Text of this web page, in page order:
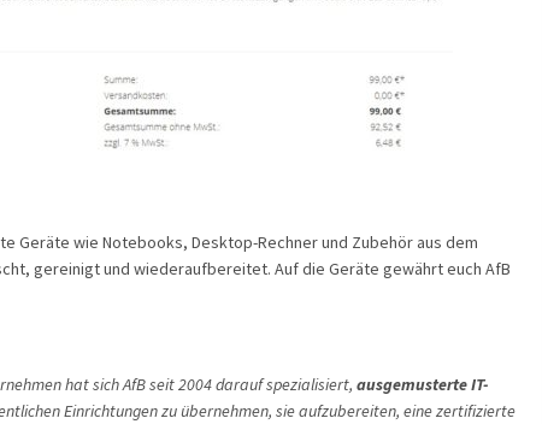
Geräte wie Notebooks, Desktop-Rechner und Zubehör aus dem
gereinigt und wiederaufbereitet. Auf die Geräte gewährt euch AfB
hat sich AfB seit 2004 darauf spezialisiert, ausgemusterte IT-
Einrichtungen zu übernehmen, sie aufzubereiten, eine zertifizierte